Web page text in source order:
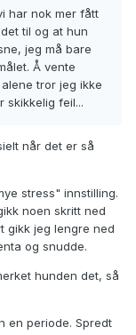
har nok mer fått
til og at hun
jeg må bare
Å vente
tror jeg ikke
skikkelig feil...
når det er så
stress" innstilling.
noen skritt ned
gikk jeg lengre ned
og snudde.
hunden det, så
en periode. Spredt